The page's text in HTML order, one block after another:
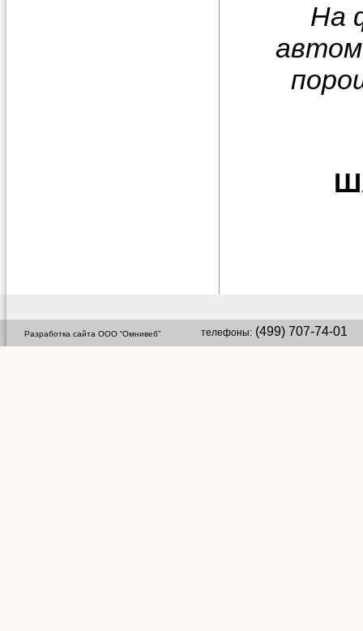
На
Разработка сайта ООО “Омнивеб” телефоны: (499) 707-74-01